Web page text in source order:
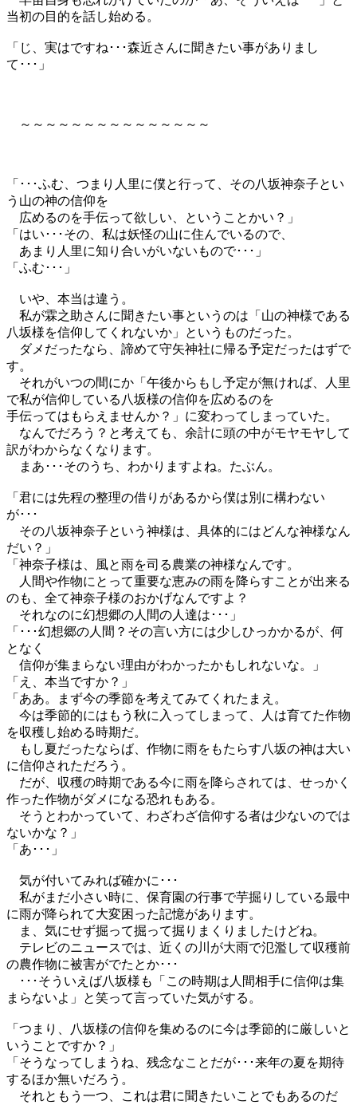
当初の目的を話し始める。
「じ、実はですね･･･森近さんに聞きたい事がありまし
て･･･」
～～～～～～～～～～～～～～～
「･･･ふむ、つまり人里に僕と行って、その八坂神奈子とい
う山の神の信仰を
広めるのを手伝って欲しい、ということかい？」
「はい･･･その、私は妖怪の山に住んでいるので、
あまり人里に知り合いがいないもので･･･」
「ふむ･･･」
いや、本当は違う。
私が霖之助さんに聞きたい事というのは「山の神様である
八坂様を信仰してくれないか」というものだった。
ダメだったなら、諦めて守矢神社に帰る予定だったはずで
す。
それがいつの間にか「午後からもし予定が無ければ、人里
で私が信仰している八坂様の信仰を広めるのを
手伝ってはもらえませんか？」に変わってしまっていた。
なんでだろう？と考えても、余計に頭の中がモヤモヤして
訳がわからなくなります。
まあ･･･そのうち、わかりますよね。たぶん。
「君には先程の整理の借りがあるから僕は別に構わない
が･･･
その八坂神奈子という神様は、具体的にはどんな神様なん
だい？」
「神奈子様は、風と雨を司る農業の神様なんです。
人間や作物にとって重要な恵みの雨を降らすことが出来る
のも、全て神奈子様のおかげなんですよ？
それなのに幻想郷の人間の人達は･･･」
「･･･幻想郷の人間？その言い方には少しひっかかるが、何
となく
信仰が集まらない理由がわかったかもしれないな。」
「え、本当ですか？」
「ああ。まず今の季節を考えてみてくれたまえ。
今は季節的にはもう秋に入ってしまって、人は育てた作物
を収穫し始める時期だ。
もし夏だったならば、作物に雨をもたらす八坂の神は大い
に信仰されただろう。
だが、収穫の時期である今に雨を降らされては、せっかく
作った作物がダメになる恐れもある。
そうとわかっていて、わざわざ信仰する者は少ないのでは
ないかな？」
「あ･･･」
気が付いてみれば確かに･･･
私がまだ小さい時に、保育園の行事で芋掘りしている最中
に雨が降られて大変困った記憶があります。
ま、気にせず掘って掘って掘りまくりましたけどね。
テレビのニュースでは、近くの川が大雨で氾濫して収穫前
の農作物に被害がでたとか･･･
･･･そういえば八坂様も「この時期は人間相手に信仰は集
まらないよ」と笑って言っていた気がする。
「つまり、八坂様の信仰を集めるのに今は季節的に厳しいと
いうことですか？」
「そうなってしまうね、残念なことだが･･･来年の夏を期待
するほか無いだろう。
それともう一つ、これは君に聞きたいことでもあるのだ